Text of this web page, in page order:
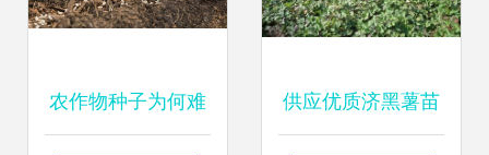
农作物种子为何难 供应优质济黑薯苗